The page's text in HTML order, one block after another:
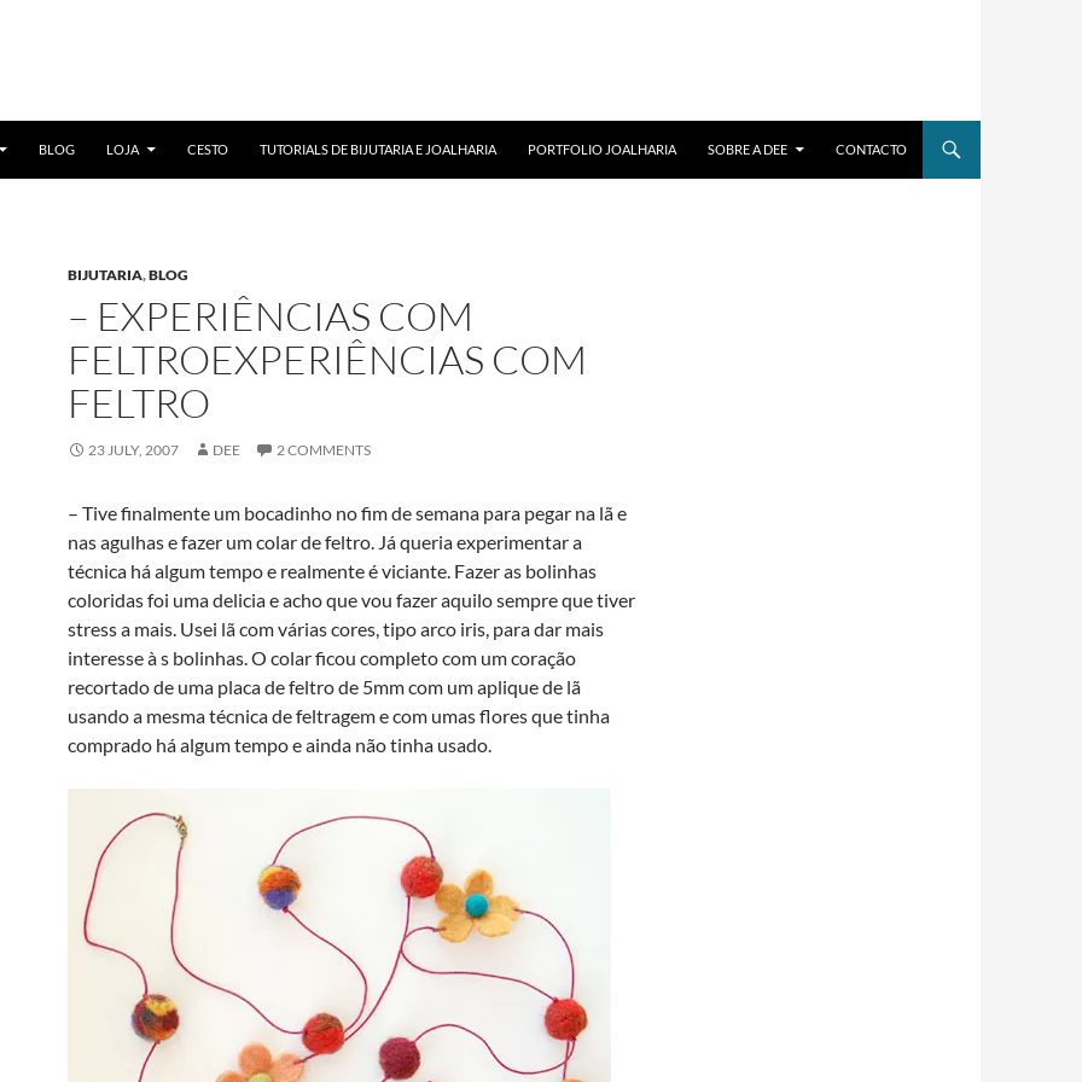
BLOG LOJA CESTO TUTORIALS DE BIJUTARIA E JOALHARIA PORTFOLIO JOALHARIA SOBRE A DEE CONTACTO
BIJUTARIA,BLOG
– EXPERIÊNCIAS COM
FELTROEXPERIÊNCIAS COM
FELTRO
23 JULY, 2007 DEE 2 COMMENTS
– Tive finalmente um bocadinho no fim de semana para pegar na lã e
nas agulhas e fazer um colar de feltro. Já queria experimentar a
técnica há algum tempo e realmente é viciante. Fazer as bolinhas
coloridas foi uma delicia e acho que vou fazer aquilo sempre que tiver
stress a mais. Usei lã com várias cores, tipo arco iris, para dar mais
interesse à s bolinhas. O colar ficou completo com um coração
recortado de uma placa de feltro de 5mm com um aplique de lã
usando a mesma técnica de feltragem e com umas flores que tinha
comprado há algum tempo e ainda não tinha usado.